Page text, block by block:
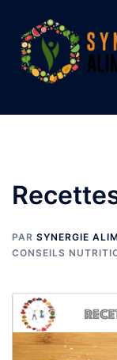
contenu
PAR SYNERGIE
CONSEILS